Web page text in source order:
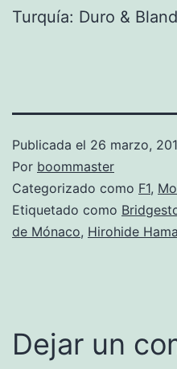
Turquía: Duro &
Publicada el 26 marzo,
Por boommaster
Categorizado como F1,
Etiquetado como
de Mónaco, Hirohide
Dejar un